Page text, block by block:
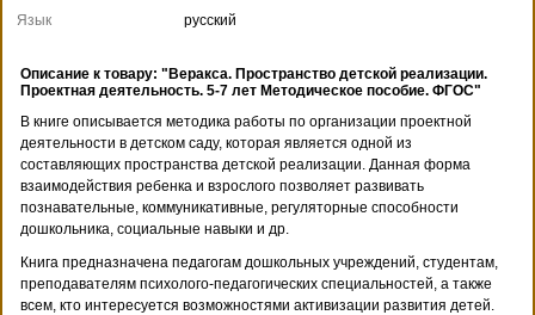
Язык
русский
Описание к товару: "Веракса. Пространство детской реализации.
Проектная деятельность. 5-7 лет Методическое пособие. ФГОС"
В книге описывается методика работы по организации проектной
деятельности в детском саду, которая является одной из
составляющих пространства детской реализации. Данная форма
взаимодействия ребенка и взрослого позволяет развивать
познавательные, коммуникативные, регуляторные способности
дошкольника, социальные навыки и др.
Книга предназначена педагогам дошкольных учреждений, студентам,
преподавателям психолого-педагогических специальностей, а также
всем, кто интересуется возможностями активизации развития детей.